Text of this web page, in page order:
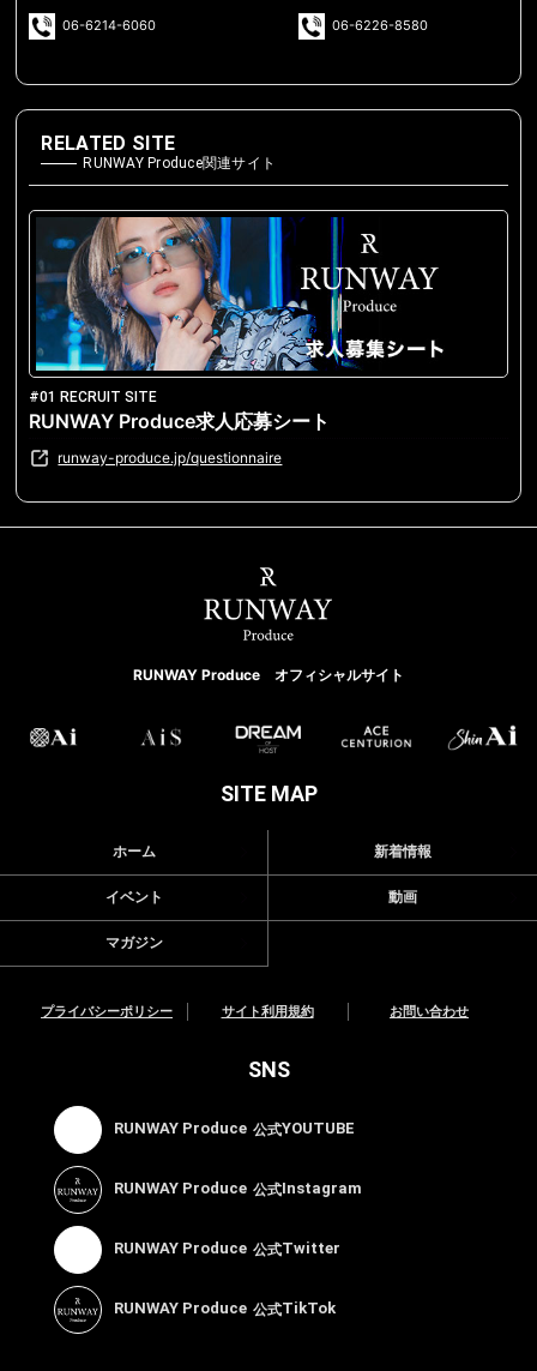
06-6214-6060 06-6226-8580
RELATED SITE
RUNWAY Produce関連サイト
#01 RECRUIT SITE
RUNWAY Produce求人応募シート
runway-produce.jp/questionnaire
RUNWAY Produce オフィシャルサイト
SITE MAP
ホーム 新着情報
イベント 動画
マガジン
プライバシーポリシー サイト利用規約 お問い合わせ
SNS
RUNWAY Produce 公式YOUTUBE
RUNWAY Produce 公式Instagram
RUNWAY Produce 公式Twitter
RUNWAY Produce 公式TikTok